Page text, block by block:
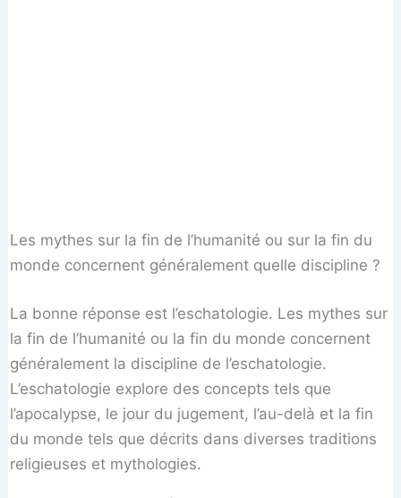
Les mythes sur la fin de l’humanité ou sur la fin du
monde concernent généralement quelle discipline ?
La bonne réponse est l’eschatologie. Les mythes sur
la fin de l’humanité ou la fin du monde concernent
généralement la discipline de l’eschatologie.
L’eschatologie explore des concepts tels que
l’apocalypse, le jour du jugement, l’au-delà et la fin
du monde tels que décrits dans diverses traditions
religieuses et mythologies.